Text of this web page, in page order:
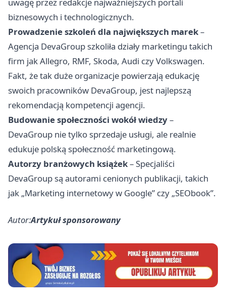
biznesowych i technologicznych.
Prowadzenie szkoleń dla największych marek–
Agencja DevaGroup szkoliła działy marketingu takich
firm jak Allegro, RMF, Skoda, Audi czy Volkswagen.
Fakt, że tak duże organizacje powierzają edukację
swoich pracowników DevaGroup, jest najlepszą
rekomendacją kompetencji agencji.
Budowanie społeczności wokół wiedzy–
DevaGroup nie tylko sprzedaje usługi, ale realnie
edukuje polską społeczność marketingową.
Autorzy branżowych książek– Specjaliści
DevaGroup są autorami cenionych publikacji, takich
jak „Marketing internetowy w Google” czy „SEObook”.
Autor:Artykuł sponsorowany